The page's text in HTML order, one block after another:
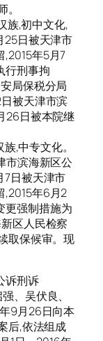
族,初中文化,
25日被天津市
,2015年5月7
行刑事拘
局保税分局
被天津市滨
26日被本院继
,中专文化。
市滨海新区公
7日被天津市
,2015年6月2
更强制措施为
区人民检察
取保候审。现
诉刑诉
、吴伏良、
9月26日向本
后,依法组成